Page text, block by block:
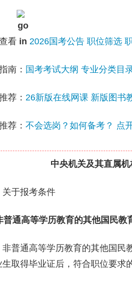
看 2026国考公告 职位筛选
南： 国考考试大纲 专业分类目
荐： 26新版在线网课 新版图书
荐： 不会选岗？如何备考？ 点
中央机关及其直属
于报考条件
普通高等学历教育的其他国民教
通高等学历教育的其他国民
取得毕业证后，符合职位要求